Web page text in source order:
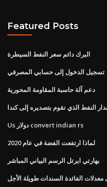
Featured Posts
البرك دائم سعر النفط السيطرة
تسجيل الدخول إلى حسابي المصرفي
دعم آلة حاسبة المقاومة المحورية
النفط الذي نقوم بتصديره إلى كندا
Us دولار convert indian rs
لماذا ارتفعت الفضة في عام 2020
بهارتي ايرتل الرسم البياني المباشر
معدلات الفائدة السندات طويلة الأجل